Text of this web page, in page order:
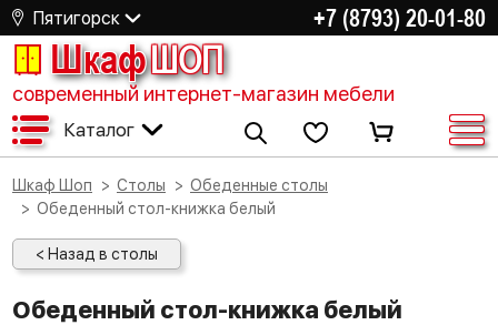
Пятигорск +7 (8793) 20-01-80
ШкафШОП
современный интернет-магазин мебели
Каталог
Шкаф Шоп Столы
Обеденные столы
Обеденный стол-книжка белый
< Назад в столы
Обеденный стол-книжка белый